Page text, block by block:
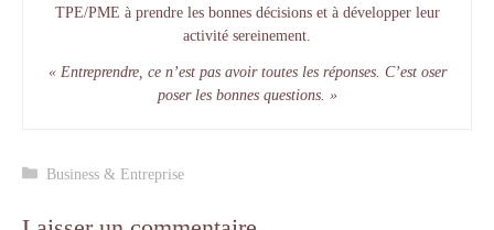
TPE/PME à prendre les bonnes décisions et à développer leur
activité sereinement.
« Entreprendre, ce n’est pas avoir toutes les réponses. C’est oser
poser les bonnes questions. »
Catégories
Business & Entreprise